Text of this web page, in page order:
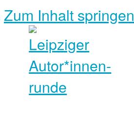
Zum Inhalt springen